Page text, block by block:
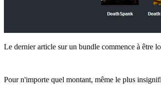
Le dernier article sur un bundle commence à être
Pour n'importe quel montant, même le plus